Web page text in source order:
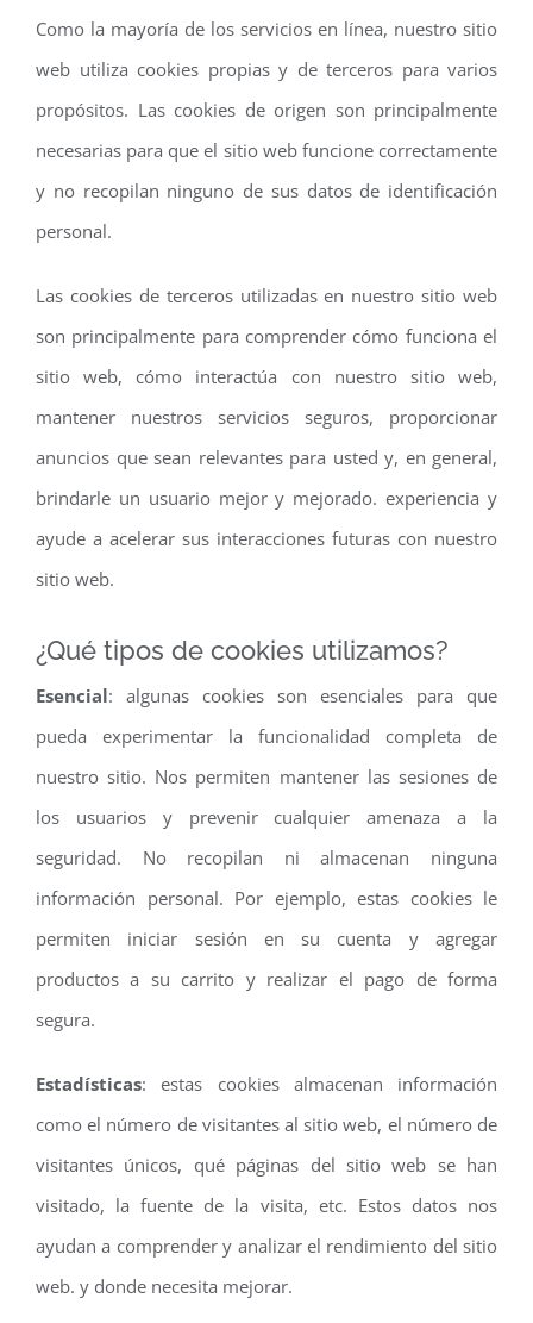
Como la mayoría de los servicios en línea, nuestro sitio
web utiliza cookies propias y de terceros para varios
propósitos. Las cookies de origen son principalmente
necesarias para que el sitio web funcione correctamente
y no recopilan ninguno de sus datos de identificación
personal.
Las cookies de terceros utilizadas en nuestro sitio web
son principalmente para comprender cómo funciona el
sitio web, cómo interactúa con nuestro sitio web,
mantener nuestros servicios seguros, proporcionar
anuncios que sean relevantes para usted y, en general,
brindarle un usuario mejor y mejorado. experiencia y
ayude a acelerar sus interacciones futuras con nuestro
sitio web.
¿Qué tipos de cookies utilizamos?
Esencial: algunas cookies son esenciales para que
pueda experimentar la funcionalidad completa de
nuestro sitio. Nos permiten mantener las sesiones de
los usuarios y prevenir cualquier amenaza a la
seguridad. No recopilan ni almacenan ninguna
información personal. Por ejemplo, estas cookies le
permiten iniciar sesión en su cuenta y agregar
productos a su carrito y realizar el pago de forma
segura.
Estadísticas: estas cookies almacenan información
como el número de visitantes al sitio web, el número de
visitantes únicos, qué páginas del sitio web se han
visitado, la fuente de la visita, etc. Estos datos nos
ayudan a comprender y analizar el rendimiento del sitio
web. y donde necesita mejorar.